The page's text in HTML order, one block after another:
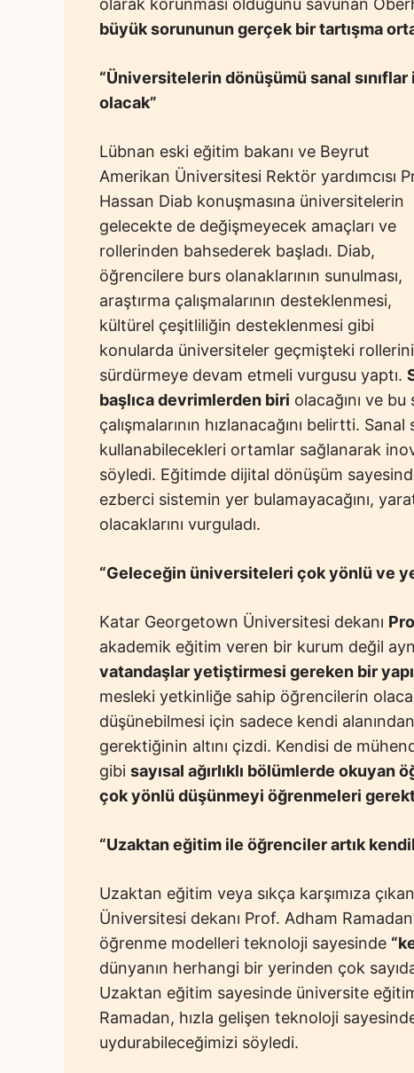
büyük sorununun gerçek bir tartışma
“Üniversitelerin dönüşümü sanal sınıflar
olacak”
Lübnan eski eğitim bakanı ve Beyrut
Amerikan Üniversitesi Rektör yardımcısı
Hassan Diab konuşmasına üniversitelerin
gelecekte de değişmeyecek amaçları ve
rollerinden bahsederek başladı. Diab,
öğrencilere burs olanaklarının sunulması,
araştırma çalışmalarının desteklenmesi,
kültürel çeşitliliğin desteklenmesi gibi
konularda üniversiteler geçmişteki rollerini
sürdürmeye devam etmeli vurgusu yaptı.
başlıca devrimlerden biri olacağını ve
çalışmalarının hızlanacağını belirtti.
kullanabilecekleri ortamlar sağlanarak
söyledi. Eğitimde dijital dönüşüm
ezberci sistemin yer bulamayacağını,
olacaklarını vurguladı.
“Geleceğin üniversiteleri çok yönlü ve
Katar Georgetown Üniversitesi dekanı
akademik eğitim veren bir kurum değil
vatandaşlar yetiştirmesi gereken bir yapı
mesleki yetkinliğe sahip öğrencilerin
düşünebilmesi için sadece kendi
gerektiğinin altını çizdi. Kendisi de
gibi sayısal ağırlıklı bölümlerde
çok yönlü düşünmeyi öğrenmeleri
“Uzaktan eğitim ile öğrenciler artık
Uzaktan eğitim veya sıkça karşımıza
Üniversitesi dekanı Prof. Adham
öğrenme modelleri teknoloji sayesinde
dünyanın herhangi bir yerinden çok
Uzaktan eğitim sayesinde üniversite eğitim
Ramadan, hızla gelişen teknoloji
uydurabileceğimizi söyledi.